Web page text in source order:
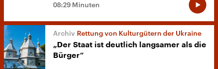
08:29 Minuten
Rettung von Kulturgütern der Ukraine
„Der Staat ist deutlich langsamer als die
Bürger“